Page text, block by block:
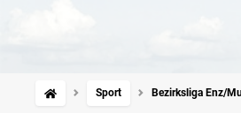
Sport Bezirksliga Enz/